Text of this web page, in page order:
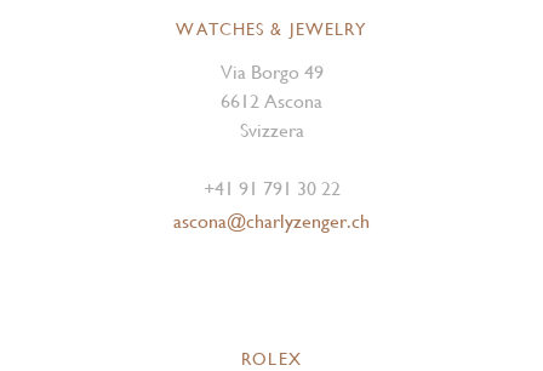
WATCHES & JEWELRY
Via Borgo 49
6612 Ascona
Svizzera
+41 91 791 30 22
ascona@charlyzenger.ch
ROLEX